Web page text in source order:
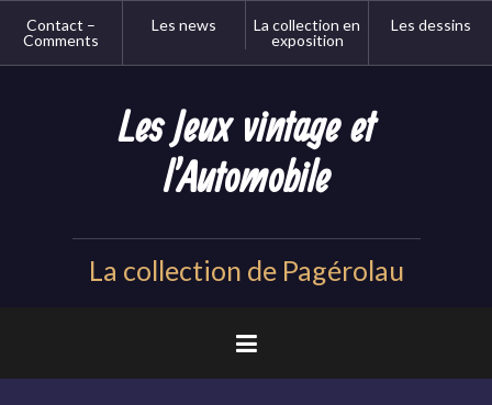
Contact –
Comments
Les news
La collection en
exposition
Les dessins
Les Jeux vintage et
l'Automobile
La collection de Pagérolau